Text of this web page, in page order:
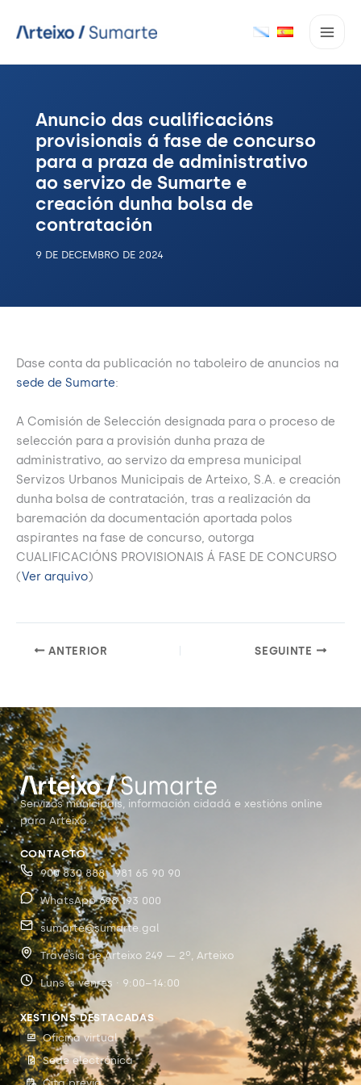
Anuncio das cualificacións
provisionais á fase de concurso
para a praza de administrativo
ao servizo de Sumarte e
creación dunha bolsa de
contratación
9 DE DECEMBRO DE 2024
Dase conta da publicación no taboleiro de anuncios na
sede de Sumarte:
A Comisión de Selección designada para o proceso de
selección para a provisión dunha praza de
administrativo, ao servizo da empresa municipal
Servizos Urbanos Municipais de Arteixo, S.A. e creación
dunha bolsa de contratación, tras a realización da
baremación da documentación aportada polos
aspirantes na fase de concurso, outorga
CUALIFICACIÓNS PROVISIONAIS Á FASE DE CONCURSO
(Ver arquivo)
ANTERIOR SEGUINTE
Servizos municipais, información cidadá e xestións online
para Arteixo.
CONTACTO
900 830 888 · 981 65 90 90
WhatsApp 698 193 000
sumarte@sumarte.gal
Travesía de Arteixo 249 — 2º, Arteixo
Luns a venres · 9:00–14:00
XESTIÓNS DESTACADAS
Oficina virtual
Sede electrónica